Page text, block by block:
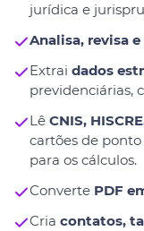
jurídica e
Analisa, revisa
Extrai dados
previdenciárias,
Lê CNIS,
cartões de ponto
para os cálculos.
Converte PDF
Cria contatos,